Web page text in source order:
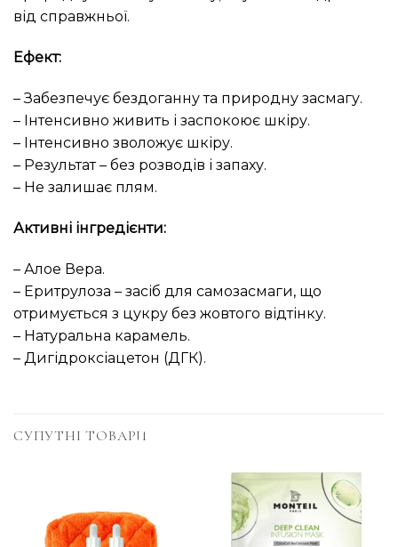
від справжньої.
Ефект:
– Забезпечує бездоганну та природну засмагу.
– Інтенсивно живить і заспокоює шкіру.
– Інтенсивно зволожує шкіру.
– Результат – без розводів і запаху.
– Не залишає плям.
Активні інгредієнти:
– Алое Вера.
– Еритрулоза – засіб для самозасмаги, що
отримується з цукру без жовтого відтінку.
– Натуральна карамель.
– Дигідроксіацетон (ДГК).
СУПУТНІ ТОВАРИ